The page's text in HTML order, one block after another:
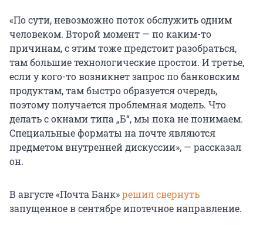
«По сути, невозможно поток обслужить одним
человеком. Второй момент — по каким-то
причинам, с этим тоже предстоит разобраться,
там большие технологические простои. И третье,
если у кого-то возникнет запрос по банковским
продуктам, там быстро образуется очередь,
поэтому получается проблемная модель. Что
делать с окнами типа „Б“, мы пока не понимаем.
Специальные форматы на почте являются
предметом внутренней дискуссии», — рассказал
он.
В августе «Почта Банк»решил свернуть
запущенное в сентябре ипотечное направление.